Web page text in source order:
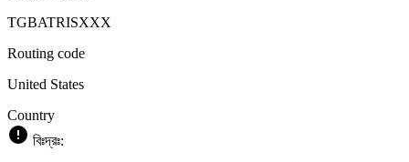
TGBATRISXXX
Routing code
United States
Country
বিঃদ্রঃ: